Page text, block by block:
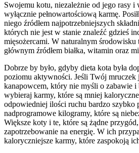
Swojemu kotu, niezależnie od jego rasy i
wyłącznie pełnowartościową karmę.
niego źródłem najpotrzebniejszych
których nie jest w stanie znaleźć gdzieś
mięsożercami. W naturalnym środowisku
głównym źródłem białka, witamin oraz
Dobrze by było, gdyby dieta kota była
poziomu aktywności. Jeśli Twój mruczek
kanapowcem, który nie myśli o zabawie i
wybieraj karmy, które są mniej
odpowiedniej ilości ruchu bardzo szybko
nadprogramowe kilogramy, które są
Większe koty i te, które są żądne
zapotrzebowanie na energię. W ich
kaloryczniejsze karmy, które zaspokoją